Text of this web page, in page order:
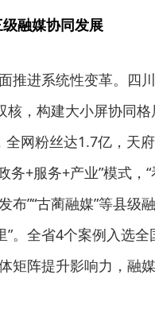
融媒协同发展
推进系统性变革。四
核，构建大小屏协同
网粉丝达1.7亿，天
+服务+产业”模式，“
布”“古蔺融媒”等县级
。全省4个案例入选全
矩阵提升影响力，融